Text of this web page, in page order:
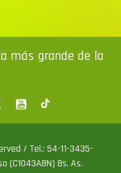
más grande de la
/ Tel.: 54-11-3435-
(C1043ABN) Bs. As.